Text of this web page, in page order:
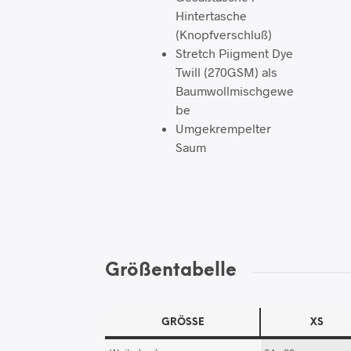
Hintertasche
(Knopfverschluß)
Stretch Piigment Dye
Twill (270GSM) als
Baumwollmischgewe
be
Umgekrempelter
Saum
Größentabelle
GRÖSSE XS